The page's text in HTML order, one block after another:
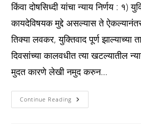
किंवा दोषसिध्दी यांचा न्याय निर्णय : १)
कायदेविषयक मुद्दे असल्यास ते
तिक्या लवकर, युक्तिवाद पूर्ण झाल्याच्या
दिवसांच्या कालवधीत त्या खटल्यातील
मुदत कारणे लेखी नमुद करुन…
Continue Reading Bnss
कलम